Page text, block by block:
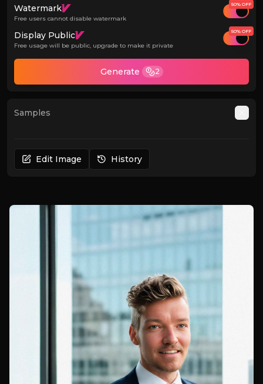
Watermark
Free users cannot disable watermark
50% OFF
Display Public
Free usage will be public, upgrade to make it private
50% OFF
Generate 2
Samples
Edit Image History